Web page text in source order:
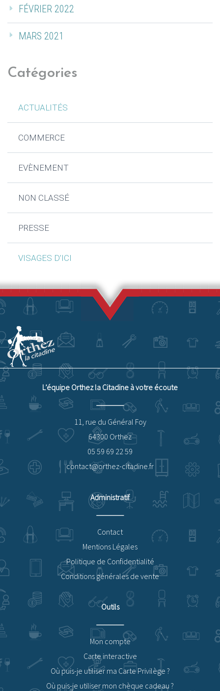
FÉVRIER 2022
MARS 2021
Catégories
ACTUALITÉS
COMMERCE
EVÈNEMENT
NON CLASSÉ
PRESSE
VISAGES D’ICI
L’équipe Orthez la Citadine à votre écoute
11, rue du Général Foy
64300 Orthez
05 59 69 22 59
contact@orthez-citadine.fr
Administratif
Contact
Mentions Légales
Politique de Confidentialité
Conditions générales de vente
Outils
Mon compte
Carte interactive
Où puis-je utiliser ma Carte Privilège ?
Où puis-je utiliser mon chèque cadeau ?